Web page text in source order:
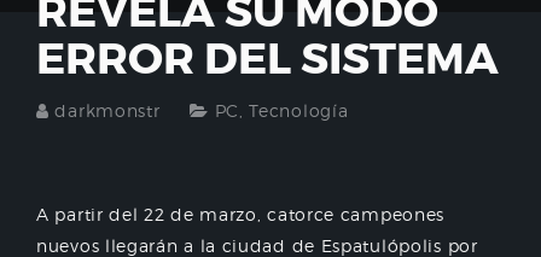
REVELA SU MODO
ERROR DEL SISTEMA
darkmonstr PC ,Tecnología
A partir del 22 de marzo, catorce campeones
nuevos llegarán a la ciudad de Espatulópolis por